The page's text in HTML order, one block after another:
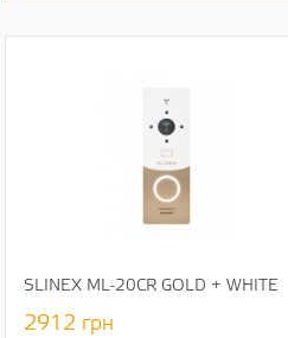
SLINEX ML-20CR GOLD + WHITE
2912 грн